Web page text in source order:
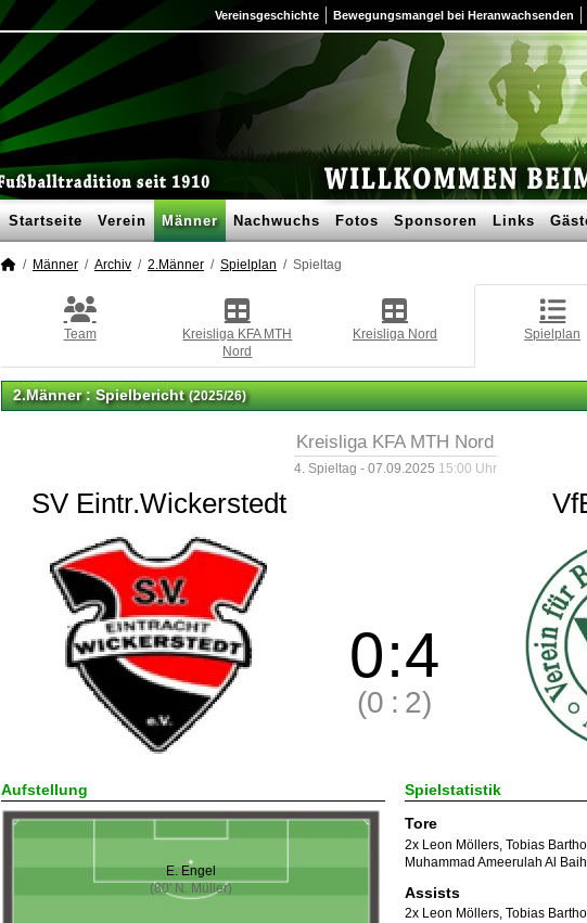
Vereinsgeschichte Bewegungsmangel bei Heranwachsenden
Startseite Verein Männer Nachwuchs Fotos Sponsoren Links
Männer Archiv 2.Männer Spielplan Spieltag
Team
Kreisliga KFA MTH
Nord
Kreisliga Nord Spielplan
2.Männer :Spielbericht (2025/26)
Kreisliga KFA MTH Nord
4. Spieltag - 07.09.2025 15:00 Uhr
SV Eintr.Wickerstedt
0:4
(0 : 2)
Aufstellung
E. Engel
(80' N. Müller)
Spielstatistik
Tore
2x Leon Möllers Tobias
Muhammad Ameerulah Al
Assists
2x Leon Möllers, Tobias